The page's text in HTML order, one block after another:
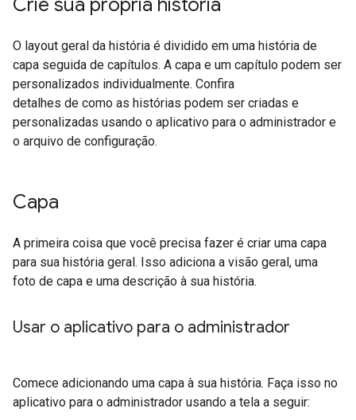
Crie sua própria história
O layout geral da história é dividido em uma história de
capa seguida de capítulos. A capa e um capítulo podem ser
personalizados individualmente. Confira
detalhes de como as histórias podem ser criadas e
personalizadas usando o aplicativo para o administrador e
o arquivo de configuração.
Capa
A primeira coisa que você precisa fazer é criar uma capa
para sua história geral. Isso adiciona a visão geral, uma
foto de capa e uma descrição à sua história.
Usar o aplicativo para o administrador
Comece adicionando uma capa à sua história. Faça isso no
aplicativo para o administrador usando a tela a seguir: